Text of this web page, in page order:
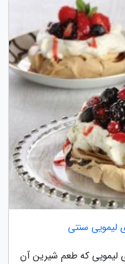
لیمویی سنتی
که طعم شیرین آن